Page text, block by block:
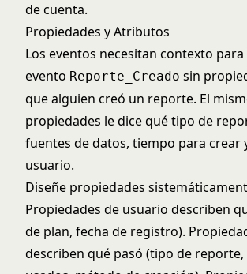
de cuenta.
Propiedades y Atributos
Los eventos necesitan contexto
evento Reporte_Creado sin
que alguien creó un reporte. El
propiedades le dice qué tipo de
fuentes de datos, tiempo para crear
usuario.
Diseñe propiedades
Propiedades de usuario describen
de plan, fecha de registro).
describen qué pasó (tipo de